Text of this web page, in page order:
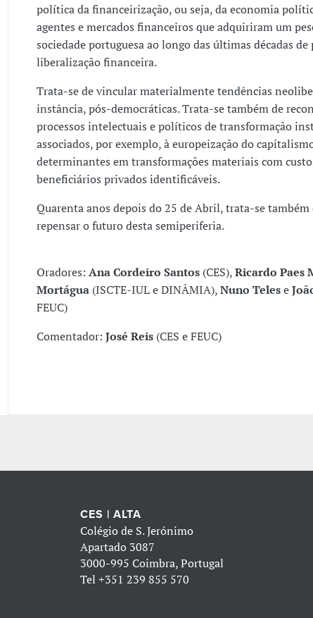
política da financeirização, ou seja, da economia
agentes e mercados financeiros que adquiriram um
sociedade portuguesa ao longo das últimas décadas
liberalização financeira.
Trata-se de vincular materialmente tendências
instância, pós-democráticas. Trata-se também de
processos intelectuais e políticos de transformação
associados, por exemplo, à europeização do
determinantes em transformações materiais com
beneficiários privados identificáveis.
Quarenta anos depois do 25 de Abril, trata-se
repensar o futuro desta semiperiferia.
Oradores: Ana Cordeiro Santos(CES),Ricardo Paes
Mortágua(ISCTE-IUL e DINÂMIA),Nuno Telese
FEUC)
Comentador: José Reis(CES e FEUC)
CES | ALTA
Colégio de S. Jerónimo
Apartado 3087
3000-995 Coimbra, Portugal
Tel+351 239 855 570